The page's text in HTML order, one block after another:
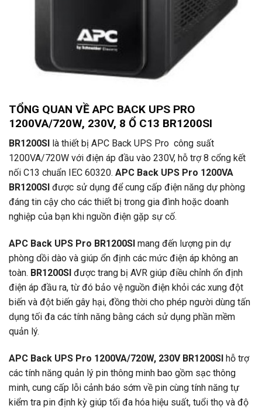
TỔNG QUAN VỀ APC BACK UPS PRO
1200VA/720W, 230V, 8 Ổ C13 BR1200SI
BR1200SI
là thiết bị APC Back UPS Pro công suất
1200VA/720W với điện áp đầu vào 230V, hỗ trợ 8 cổng kết
nối C13 chuẩn IEC 60320. APC Back UPS Pro 1200VA
BR1200SI được sử dụng để cung cấp điện năng dự phòng
đáng tin cậy cho các thiết bị trong gia đình hoặc doanh
nghiệp của bạn khi nguồn điện gặp sự cố.
APC Back UPS Pro BR1200SI mang đến lượng pin dự
phòng dồi dào và giúp ổn định các mức điện áp không an
toàn. BR1200SI được trang bị AVR giúp điều chỉnh ổn định
điện áp đầu ra, từ đó bảo vệ nguồn điện khỏi các xung đột
biến và đột biến gây hại, đồng thời cho phép người dùng tấn
dụng tối đa các tính năng bằng cách sử dụng phần mềm
quản lý.
APC Back UPS Pro 1200VA/720W, 230V BR1200SI hỗ trợ
các tính năng quản lý pin thông minh bao gồm sạc thông
minh, cung cấp lỗi cảnh báo sớm về pin cùng tính năng tự
kiểm tra pin định kỳ giúp tối đa hóa hiệu suất, tuổi thọ và độ